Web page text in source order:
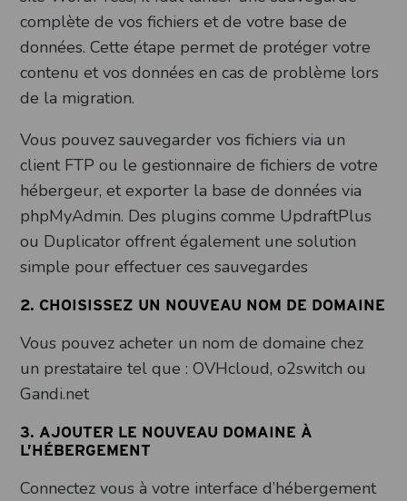
complète de vos fichiers et de votre base de
données. Cette étape permet de protéger votre
contenu et vos données en cas de problème lors
de la migration.
Vous pouvez sauvegarder vos fichiers via un
client FTP ou le gestionnaire de fichiers de votre
hébergeur, et exporter la base de données via
phpMyAdmin. Des plugins comme UpdraftPlus
ou Duplicator offrent également une solution
simple pour effectuer ces sauvegardes
2. CHOISISSEZ UN NOUVEAU NOM DE DOMAINE
Vous pouvez acheter un nom de domaine chez
un prestataire tel que : OVHcloud, o2switch ou
Gandi.net
3. AJOUTER LE NOUVEAU DOMAINE À
L’HÉBERGEMENT
Connectez vous à votre interface d’hébergement